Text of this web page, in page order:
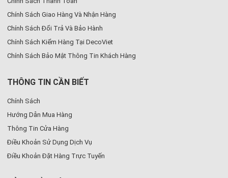
Chính Sách Giao Hàng Và Nhận Hàng
Chính Sách Đổi Trả Và Bảo Hành
Chính Sách Kiểm Hàng Tại DecoViet
Chính Sách Bảo Mật Thông Tin Khách Hàng
THÔNG TIN CẦN BIẾT
Chính Sách
Hướng Dẫn Mua Hàng
Thông Tin Cửa Hàng
Điều Khoản Sử Dụng Dịch Vụ
Điều Khoản Đặt Hàng Trực Tuyến